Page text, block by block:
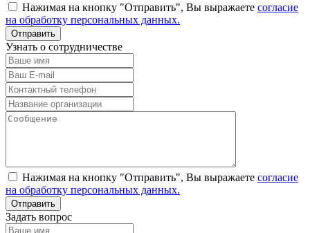
Нажимая на кнопку "Отправить", Вы выражаете согласие
на обработку персональных данных.
Узнать о сотрудничестве
Нажимая на кнопку "Отправить", Вы выражаете согласие
на обработку персональных данных.
Задать вопрос